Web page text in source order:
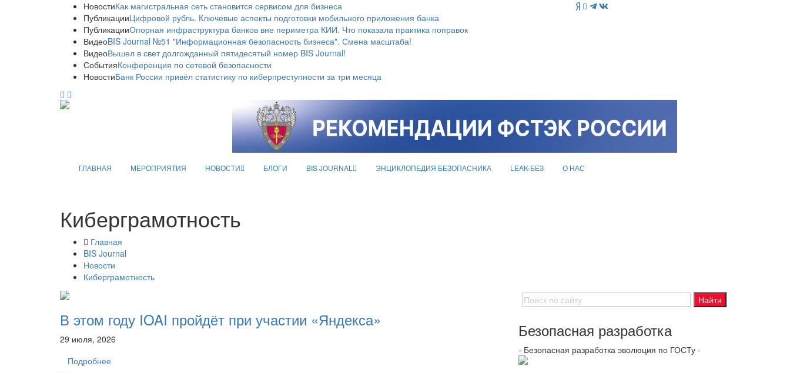
НовостиКак магистральная сеть становится сервисом для бизнеса
ПубликацииЦифровой рубль. Ключевые аспекты подготовки мобильного приложения банка
ПубликацииОпорная инфраструктура банков вне периметра КИИ. Что показала практика поправок
ВидеоBIS Journal №51 "Информационная безопасность бизнеса". Смена масштаба!
ВидеоВышел в свет долгожданный пятидесятый номер BIS Journal!
СобытияКонференция по сетевой безопасности
НовостиБанк России привёл статистику по киберпреступности за три месяца
ГЛАВНАЯ МЕРОПРИЯТИЯ НОВОСТИ БЛОГИ BIS JOURNAL ЭНЦИКЛОПЕДИЯ БЕЗОПАСНИКА LEAK-БЕЗ О НАС
Киберграмотность
Главная
BIS Journal
Новости
Киберграмотность
В этом году IOAI пройдёт при участии «Яндекса»
29 июля, 2026
Подробнее
Безопасная разработка
- Безопасная разработка эволюция по ГОСТу -